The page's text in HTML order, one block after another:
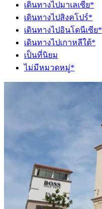
เดินทางไปมาเลเซีย*
เดินทางไปสิงคโปร์*
เดินทางไปอินโดนีเซีย*
เดินทางไปเกาหลีใต้*
เป็นที่นิยม
ไม่มีหมวดหมู่*